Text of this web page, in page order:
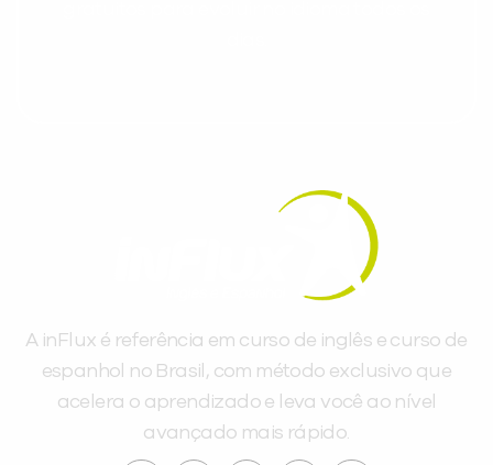
A inFlux é referência em curso de inglês e curso de
espanhol no Brasil, com método exclusivo que
acelera o aprendizado e leva você ao nível
avançado mais rápido.